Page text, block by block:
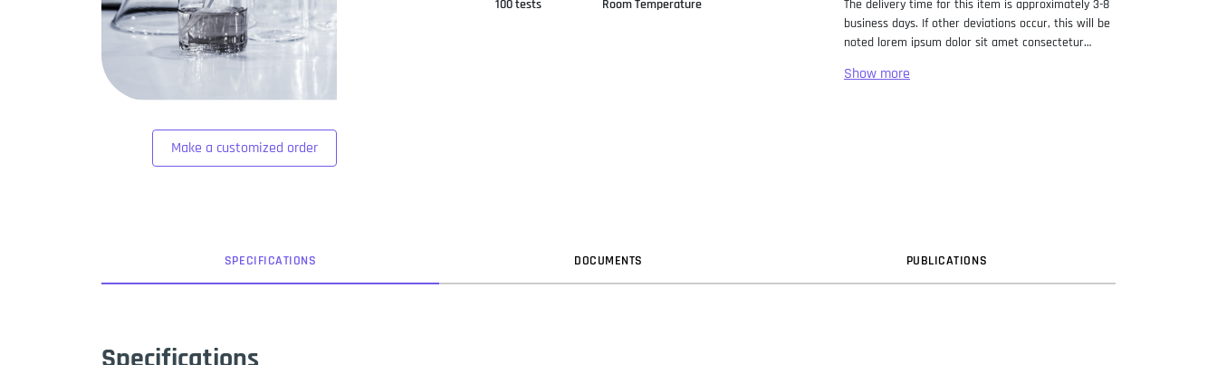
Make a customized order
100 tests Room Temperature
The delivery time for this item is approximately 3-8
business days. If other deviations occur, this will be
noted lorem ipsum dolor sit amet consectetur
standard dummy text ever since the 1500s, when
SPECIFICATIONS DOCUMENTS PUBLICATIONS